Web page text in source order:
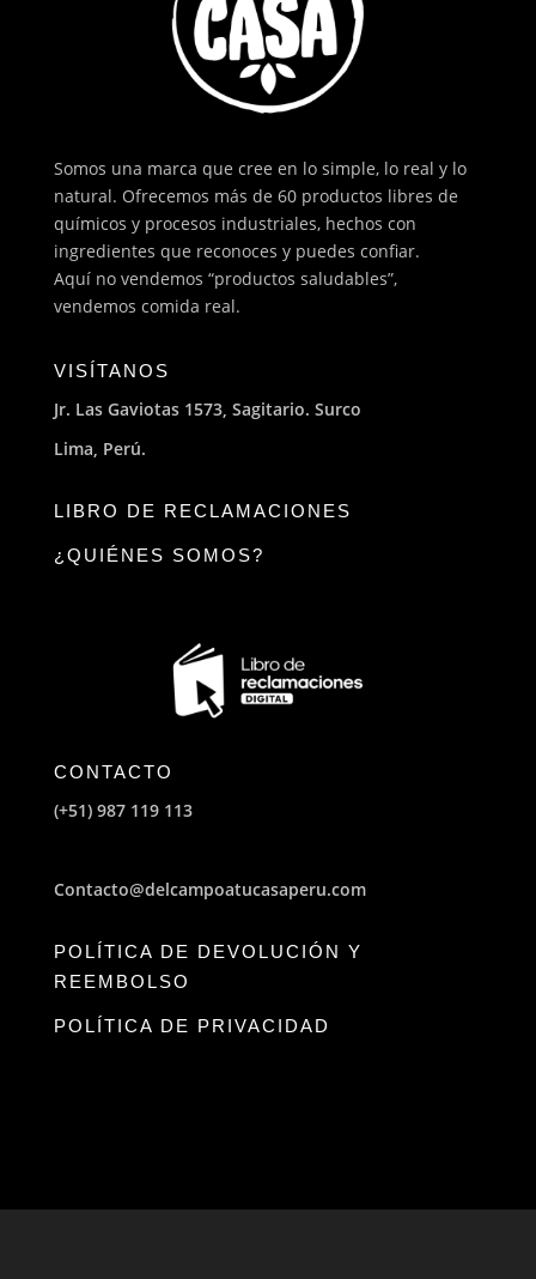
Somos una marca que cree en lo simple, lo real y lo
natural. Ofrecemos más de 60 productos libres de
químicos y procesos industriales, hechos con
ingredientes que reconoces y puedes confiar.
Aquí no vendemos “productos saludables”,
vendemos comida real.
VISÍTANOS
Jr. Las Gaviotas 1573, Sagitario. Surco
Lima, Perú.
LIBRO DE RECLAMACIONES
¿QUIÉNES SOMOS?
CONTACTO
(+51) 987 119 113
Contacto@delcampoatucasaperu.com
POLÍTICA DE DEVOLUCIÓN Y
REEMBOLSO
POLÍTICA DE PRIVACIDAD